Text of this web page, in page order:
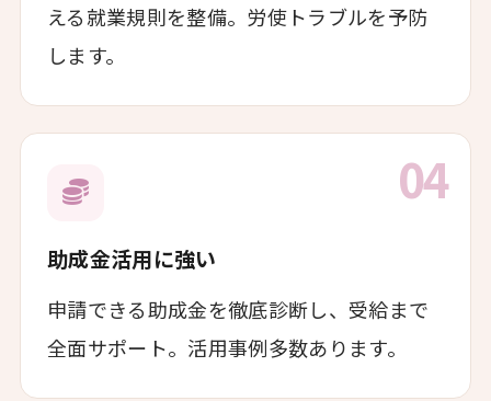
える就業規則を整備。労使トラブルを予防
します。
04
助成金活用に強い
申請できる助成金を徹底診断し、受給まで
全面サポート。活用事例多数あります。